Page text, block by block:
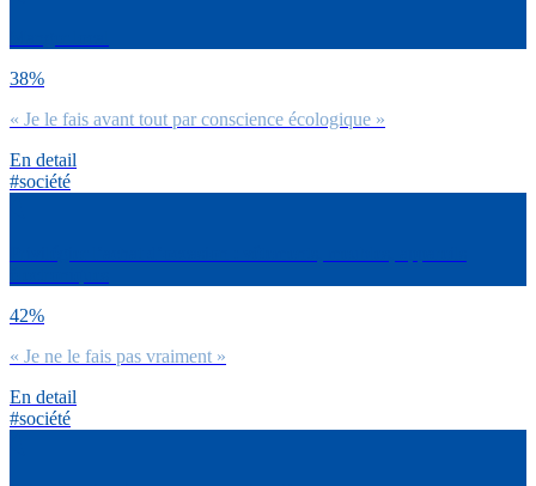
38%
« Je le fais avant tout par conscience écologique »
En detail
#société
42%
« Je ne le fais pas vraiment »
En detail
#société